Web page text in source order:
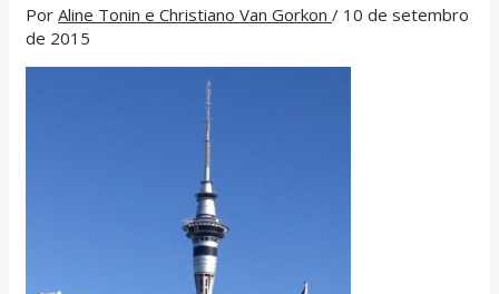
PorAline Tonin e Christiano Van Gorkon/ 10 de setembro
de 2015